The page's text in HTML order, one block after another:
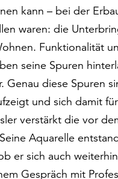
kann – bei der
waren: die
Funktionalität
seine Spuren
diese Spuren
und sich damit
verstärkt die vor
Aquarelle
er sich auch
Gespräch mit